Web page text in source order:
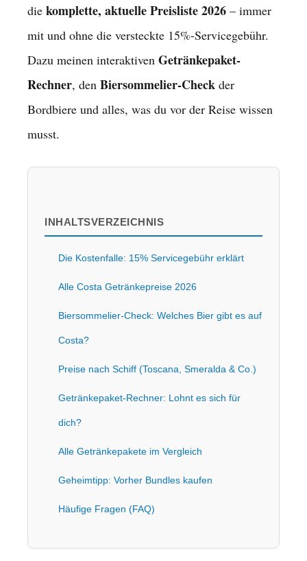
die komplette, aktuelle Preisliste 2026 – immer
mit und ohne die versteckte 15%-Servicegebühr.
Dazu meinen interaktiven Getränkepaket-
Rechner, den Biersommelier-Check der
Bordbiere und alles, was du vor der Reise wissen
musst.
INHALTSVERZEICHNIS
Die Kostenfalle: 15% Servicegebühr erklärt
Alle Costa Getränkepreise 2026
Biersommelier-Check: Welches Bier gibt es auf
Costa?
Preise nach Schiff (Toscana, Smeralda & Co.)
Getränkepaket-Rechner: Lohnt es sich für
dich?
Alle Getränkepakete im Vergleich
Geheimtipp: Vorher Bundles kaufen
Häufige Fragen (FAQ)